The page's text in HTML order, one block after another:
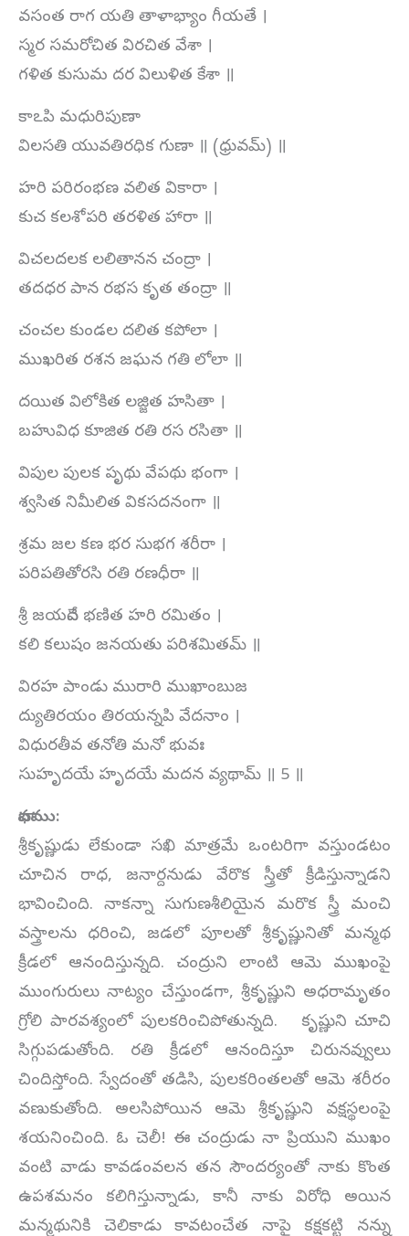
వసంత రాగ యతి తాళాభ్యాం గీయతే ।
స్మర సమరోచిత విరచిత వేశా ।
గళిత కుసుమ దర విలుళిత కేశా ॥
కాఽపి మధురిపుణా
విలసతి యువతిరధిక గుణా ॥ (ధ్రువమ్‌) ॥
హరి పరిరంభణ వలిత వికారా ।
కుచ కలశోపరి తరళిత హారా ॥
విచలదలక లలితానన చంద్రా ।
తదధర పాన రభస కృత తంద్రా ॥
చంచల కుండల దలిత కపోలా ।
ముఖరిత రశన జఘన గతి లోలా ॥
దయిత విలోకిత లజ్జిత హసితా ।
బహువిధ కూజిత రతి రస రసితా ॥
విపుల పులక పృథు వేపథు భంగా ।
శ్వసిత నిమీలిత వికసదనంగా ॥
శ్రమ జల కణ భర సుభగ శరీరా ।
పరిపతితోరసి రతి రణధీరా ॥
శ్రీ జయదేవ భణిత హరి రమితం ।
కలి కలుషం జనయతు పరిశమితమ్‌ ॥
విరహ పాండు మురారి ముఖాంబుజ
ద్యుతిరయం తిరయన్నపి వేదనాం ।
విధురతీవ తనోతి మనో భువః
సుహృదయే హృదయే మదన వ్యథామ్‌ ॥ 5 ॥
భావము:
శ్రీకృష్ణుడు లేకుండా సఖి మాత్రమే ఒంటరిగా వస్తుండటం
చూచిన రాధ, జనార్దనుడు వేరొక స్త్రీతో క్రీడిస్తున్నాడని
భావించింది. నాకన్నా సుగుణశీలియైన మరొక స్త్రీ మంచి
వస్త్రాలను ధరించి, జడలో పూలతో శ్రీకృష్ణునితో మన్మథ
క్రీడలో ఆనందిస్తున్నది. చంద్రుని లాంటి ఆమె ముఖంపై
ముంగురులు నాట్యం చేస్తుండగా, శ్రీకృష్ణుని అధరామృతం
గ్రోలి పారవశ్యంలో పులకరించిపోతున్నది. కృష్ణుని చూచి
సిగ్గుపడుతోంది. రతి క్రీడలో ఆనందిస్తూ చిరునవ్వులు
చిందిస్తోంది. స్వేదంతో తడిసి, పులకరింతలతో ఆమె శరీరం
వణుకుతోంది. అలసిపోయిన ఆమె శ్రీకృష్ణుని వక్షస్థలంపై
శయనించింది. ఓ చెలీ! ఈ చంద్రుడు నా ప్రియుని ముఖం
వంటి వాడు కావడంవలన తన సౌందర్యంతో నాకు కొంత
ఉపశమనం కలిగిస్తున్నాడు, కానీ నాకు విరోధి అయిన
మన్మథునికి చెలికాడు కావటంచేత నాపై కక్షకట్టి నన్ను